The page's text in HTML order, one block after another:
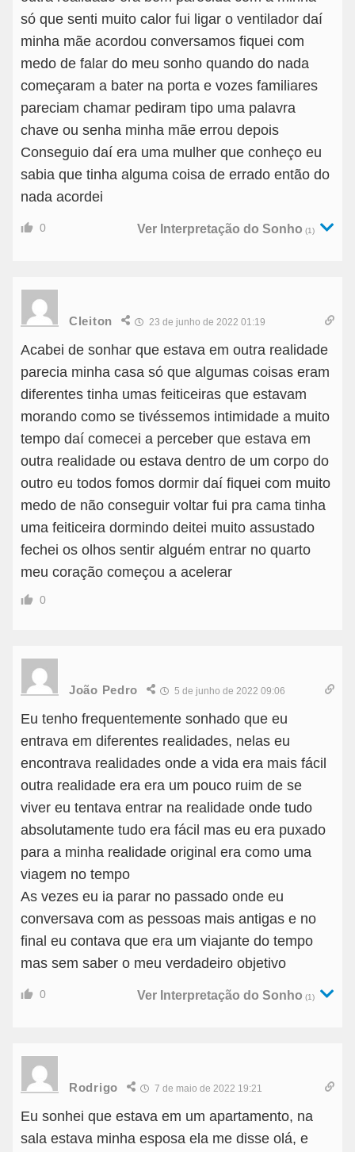
só que senti muito calor fui ligar o ventilador daí
minha mãe acordou conversamos fiquei com
medo de falar do meu sonho quando do nada
começaram a bater na porta e vozes familiares
pareciam chamar pediram tipo uma palavra
chave ou senha minha mãe errou depois
Conseguio daí era uma mulher que conheço eu
sabia que tinha alguma coisa de errado então do
nada acordei
0 Ver Interpretação do Sonho (1)
Cleiton 23 de junho de 2022 01:19
Acabei de sonhar que estava em outra realidade
parecia minha casa só que algumas coisas eram
diferentes tinha umas feiticeiras que estavam
morando como se tivéssemos intimidade a muito
tempo daí comecei a perceber que estava em
outra realidade ou estava dentro de um corpo do
outro eu todos fomos dormir daí fiquei com muito
medo de não conseguir voltar fui pra cama tinha
uma feiticeira dormindo deitei muito assustado
fechei os olhos sentir alguém entrar no quarto
meu coração começou a acelerar
0
João Pedro 5 de junho de 2022 09:06
Eu tenho frequentemente sonhado que eu
entrava em diferentes realidades, nelas eu
encontrava realidades onde a vida era mais fácil
outra realidade era era um pouco ruim de se
viver eu tentava entrar na realidade onde tudo
absolutamente tudo era fácil mas eu era puxado
para a minha realidade original era como uma
viagem no tempo
As vezes eu ia parar no passado onde eu
conversava com as pessoas mais antigas e no
final eu contava que era um viajante do tempo
mas sem saber o meu verdadeiro objetivo
0 Ver Interpretação do Sonho (1)
Rodrigo 7 de maio de 2022 19:21
Eu sonhei que estava em um apartamento, na
sala estava minha esposa ela me disse olá, e